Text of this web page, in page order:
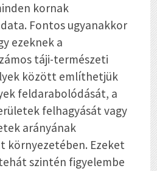
kornak
Fontos ugyanakkor
ezeknek a
táji-természeti
között említhetjük
feldarabolódását, a
felhagyását vagy
arányának
környezetében. Ezeket
szintén figyelembe